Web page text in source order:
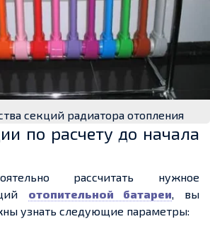
секций радиатора отопления
по расчету до начала
рассчитать нужное
отопительной батареи , вы
узнать следующие параметры: